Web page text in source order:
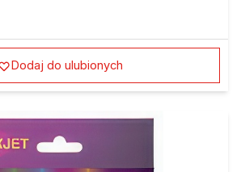
Dodaj do ulubionych